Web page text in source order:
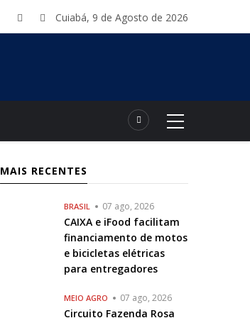
Cuiabá, 9 de Agosto de 2026
MAIS RECENTES
BRASIL 07 ago, 2026
CAIXA e iFood facilitam
financiamento de motos
e bicicletas elétricas
para entregadores
MEIO AGRO 07 ago, 2026
Circuito Fazenda Rosa